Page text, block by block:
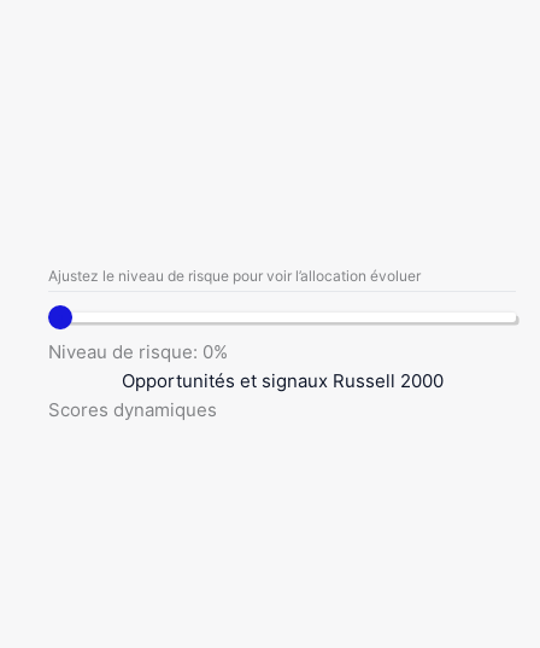
Ajustez le niveau de risque pour voir l’allocation évoluer
Niveau de risque: 0%
Opportunités et signaux Russell 2000
Scores dynamiques